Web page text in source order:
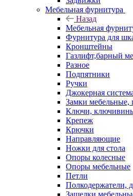
Мебельная фурнитура
Назад
Мебельная
Фурнитура для
Кронштейны
Газлифт,барный
Разное
Подпятники
Ручки
Джокерная
Замки мебельные,
Ключи,
Крепеж
Крючки
Направляющие
Ножки для стола
Опоры колесные
Опоры мебельные
Петли
Полкодержатели,
Защелки